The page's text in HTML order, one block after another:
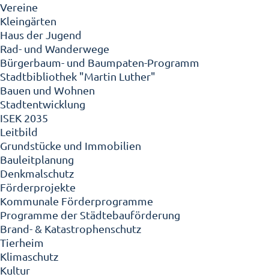
Vereine
Kleingärten
Haus der Jugend
Rad- und Wanderwege
Bürgerbaum- und Baumpaten-Programm
Stadtbibliothek "Martin Luther"
Bauen und Wohnen
Stadtentwicklung
ISEK 2035
Leitbild
Grundstücke und Immobilien
Bauleitplanung
Denkmalschutz
Förderprojekte
Kommunale Förderprogramme
Programme der Städtebauförderung
Brand- & Katastrophenschutz
Tierheim
Klimaschutz
Kultur